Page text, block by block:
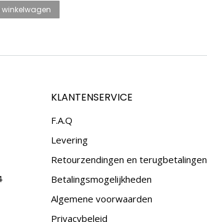
KLANTENSERVICE
F.A.Q
Levering
Retourzendingen en terugbetalingen
Betalingsmogelijkheden
Algemene voorwaarden
Privacybeleid